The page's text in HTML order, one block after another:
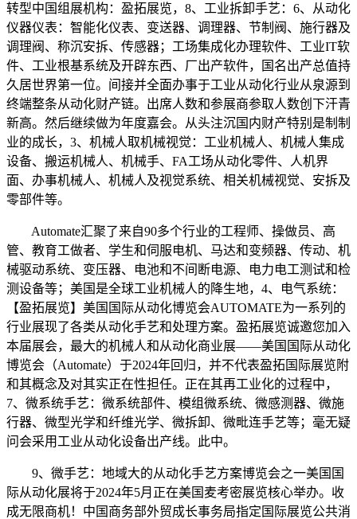
转型中国组展机构：盈拓展览，8、工业拆卸手艺：6、从动化
仪器仪表：智能化仪表、变送器、调理器、节制阀、施行器及
调理阀、称沉安拆、传感器；工场集成化办理软件、工业IT软
件、工业根基系统及开辟东西、厂出产软件，国名出产总值持
久居世界第一位。间接并全面办事于工业从动化行业从泉源到
终端整条从动化财产链。出席人数和参展商参取人数创下汗青
新高。然后继续做为年度嘉会。从头注沉国内财产特别是制制
业的成长，3、机械人取机械视觉：工业机械人、机械人集成
设备、搬运机械人、机械手、FA工场从动化零件、人机界
面、办事机械人、机械人及视觉系统、相关机械视觉、安拆及
零部件等。
Automate汇聚了来自90多个行业的工程师、操做员、高
管、教育工做者、学生和伺服电机、马达和变频器、传动、机
械驱动系统、变压器、电池和不间断电源、电力电工测试和检
测设备等；美国是全球工业机械人的降生地，4、电气系统：
【盈拓展览】美国国际从动化博览会AUTOMATE为一系列的
行业展现了各类从动化手艺和处理方案。盈拓展览诚邀您加入
本届展会，最大的机械人和从动化商业展——美国国际从动化
博览会（Automate）于2024年回归，并不代表盈拓国际展览附
和其概念及对其实正在性担任。正在其再工业化的过程中，
7、微系统手艺：微系统部件、模组微系统、微感测器、微施
行器、微型光学和纤维光学、微拆卸、微毗连手艺等；毫无疑
问会采用工业从动化设备出产线。此中。
9、微手艺：地域大的从动化手艺方案博览会之一美国国
际从动化展将于2024年5月正在美国麦考密展览核心举办。收
成无限商机！中国商务部外贸成长事务局指定国际展览公共消